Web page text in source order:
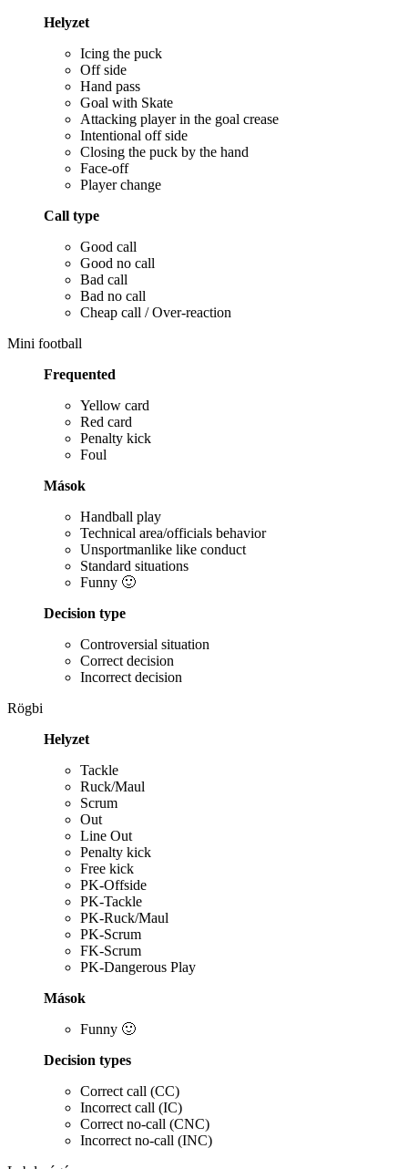
Helyzet
Icing the puck
Off side
Hand pass
Goal with Skate
Attacking player in the goal crease
Intentional off side
Closing the puck by the hand
Face-off
Player change
Call type
Good call
Good no call
Bad call
Bad no call
Cheap call / Over-reaction
Mini football
Frequented
Yellow card
Red card
Penalty kick
Foul
Mások
Handball play
Technical area/officials behavior
Unsportmanlike like conduct
Standard situations
Funny 🙂
Decision type
Controversial situation
Correct decision
Incorrect decision
Rögbi
Helyzet
Tackle
Ruck/Maul
Scrum
Out
Line Out
Penalty kick
Free kick
PK-Offside
PK-Tackle
PK-Ruck/Maul
PK-Scrum
FK-Scrum
PK-Dangerous Play
Mások
Funny 🙂
Decision types
Correct call (CC)
Incorrect call (IC)
Correct no-call (CNC)
Incorrect no-call (INC)